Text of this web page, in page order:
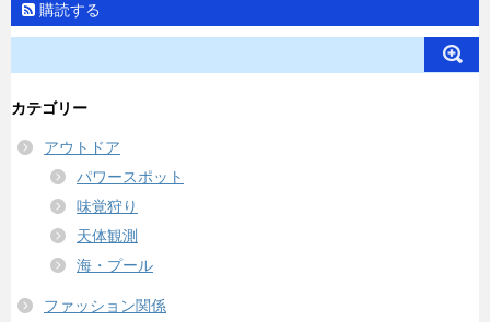
購読する
カテゴリー
アウトドア
パワースポット
味覚狩り
天体観測
海・プール
ファッション関係